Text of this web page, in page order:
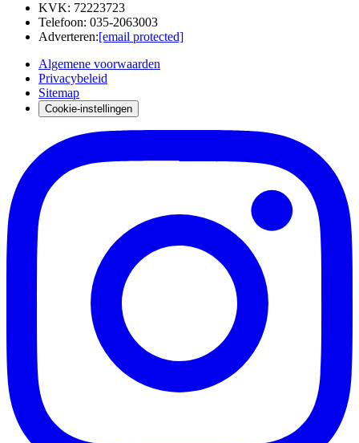
KVK: 72223723
Telefoon: 035-2063003
Adverteren:[email protected]
Algemene voorwaarden
Privacybeleid
Sitemap
Cookie-instellingen